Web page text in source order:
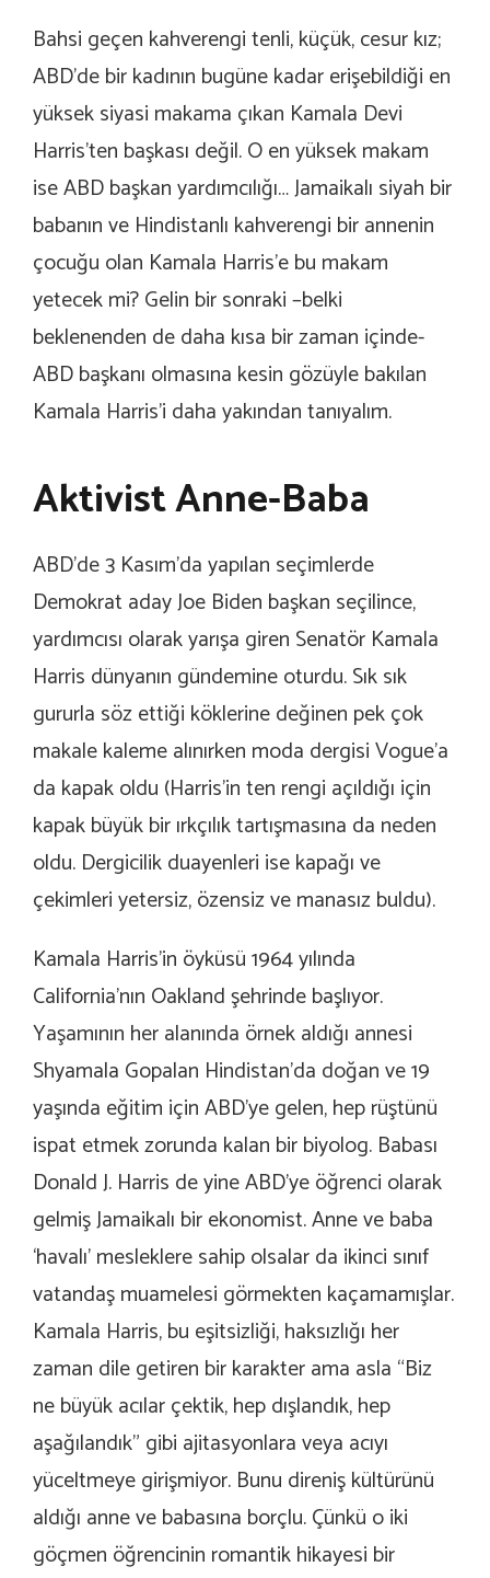
Bahsi geçen kahverengi tenli, küçük, cesur kız;
ABD’de bir kadının bugüne kadar erişebildiği en
yüksek siyasi makama çıkan Kamala Devi
Harris’ten başkası değil. O en yüksek makam
ise ABD başkan yardımcılığı… Jamaikalı siyah bir
babanın ve Hindistanlı kahverengi bir annenin
çocuğu olan Kamala Harris’e bu makam
yetecek mi? Gelin bir sonraki –belki
beklenenden de daha kısa bir zaman içinde-
ABD başkanı olmasına kesin gözüyle bakılan
Kamala Harris’i daha yakından tanıyalım.
Aktivist Anne-Baba
ABD’de 3 Kasım’da yapılan seçimlerde
Demokrat aday Joe Biden başkan seçilince,
yardımcısı olarak yarışa giren Senatör Kamala
Harris dünyanın gündemine oturdu. Sık sık
gururla söz ettiği köklerine değinen pek çok
makale kaleme alınırken moda dergisi Vogue’a
da kapak oldu (Harris’in ten rengi açıldığı için
kapak büyük bir ırkçılık tartışmasına da neden
oldu. Dergicilik duayenleri ise kapağı ve
çekimleri yetersiz, özensiz ve manasız buldu).
Kamala Harris’in öyküsü 1964 yılında
California’nın Oakland şehrinde başlıyor.
Yaşamının her alanında örnek aldığı annesi
Shyamala Gopalan Hindistan’da doğan ve 19
yaşında eğitim için ABD’ye gelen, hep rüştünü
ispat etmek zorunda kalan bir biyolog. Babası
Donald J. Harris de yine ABD’ye öğrenci olarak
gelmiş Jamaikalı bir ekonomist. Anne ve baba
‘havalı’ mesleklere sahip olsalar da ikinci sınıf
vatandaş muamelesi görmekten kaçamamışlar.
Kamala Harris, bu eşitsizliği, haksızlığı her
zaman dile getiren bir karakter ama asla “Biz
ne büyük acılar çektik, hep dışlandık, hep
aşağılandık” gibi ajitasyonlara veya acıyı
yüceltmeye girişmiyor. Bunu direniş kültürünü
aldığı anne ve babasına borçlu. Çünkü o iki
göçmen öğrencinin romantik hikayesi bir